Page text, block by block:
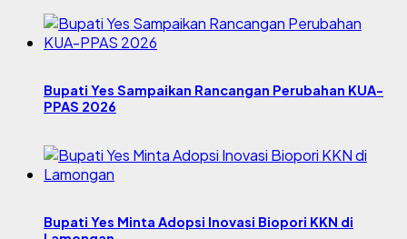
Bupati Yes Sampaikan Rancangan Perubahan KUA-
PPAS 2026
Bupati Yes Minta Adopsi Inovasi Biopori KKN di